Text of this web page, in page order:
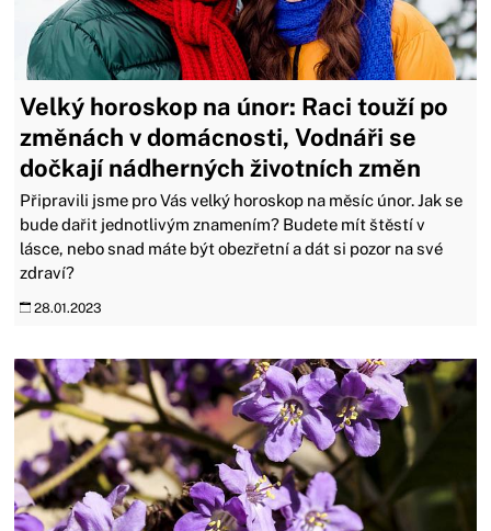
Velký horoskop na únor: Raci touží po
změnách v domácnosti, Vodnáři se
dočkají nádherných životních změn
Připravili jsme pro Vás velký horoskop na měsíc únor. Jak se
bude dařit jednotlivým znamením? Budete mít štěstí v
lásce, nebo snad máte být obezřetní a dát si pozor na své
zdraví?
28.01.2023